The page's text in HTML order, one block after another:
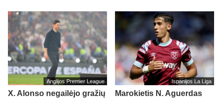
Anglijos Premier League
X. Alonso negailėjo gražių
Ispanijos La Liga
Marokietis N. Aguerdas